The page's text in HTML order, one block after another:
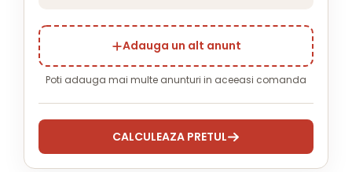
Adauga un alt anunt
Poti adauga mai multe anunturi in aceeasi comanda
CALCULEAZA PRETUL